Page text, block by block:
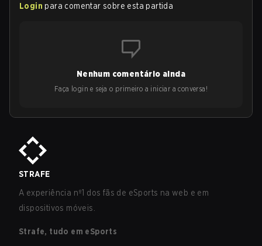
Login para comentar sobre esta partida
Nenhum comentário ainda
Faça login e seja o primeiro a iniciar a conversa!
STRAFE
A experiência nº1 dos fãs de eSports na web e em
dispositivos móveis.
Strafe, tudo em eSports